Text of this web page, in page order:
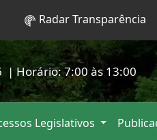
Radar Transparência
| Horário: 7:00 às 13:00
Legislativos